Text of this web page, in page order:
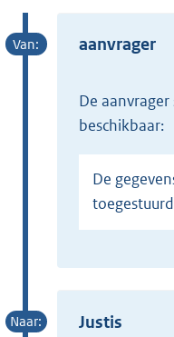
aanvrager
de aanvrager stelt de gegevens
beschikbaar:
De gegevens worden eenmalig
toegestuurd
Justis